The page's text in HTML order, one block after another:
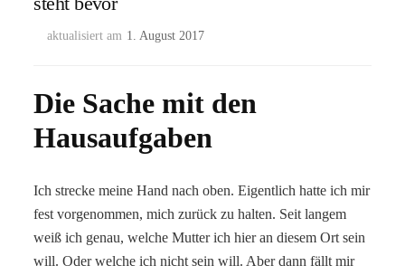
aktualisiert am 1. August 2017
Die Sache mit den
Hausaufgaben
Ich strecke meine Hand nach oben. Eigentlich hatte ich mir
fest vorgenommen, mich zurück zu halten. Seit langem
weiß ich genau, welche Mutter ich hier an diesem Ort sein
will. Oder welche ich nicht sein will. Aber dann fällt mir